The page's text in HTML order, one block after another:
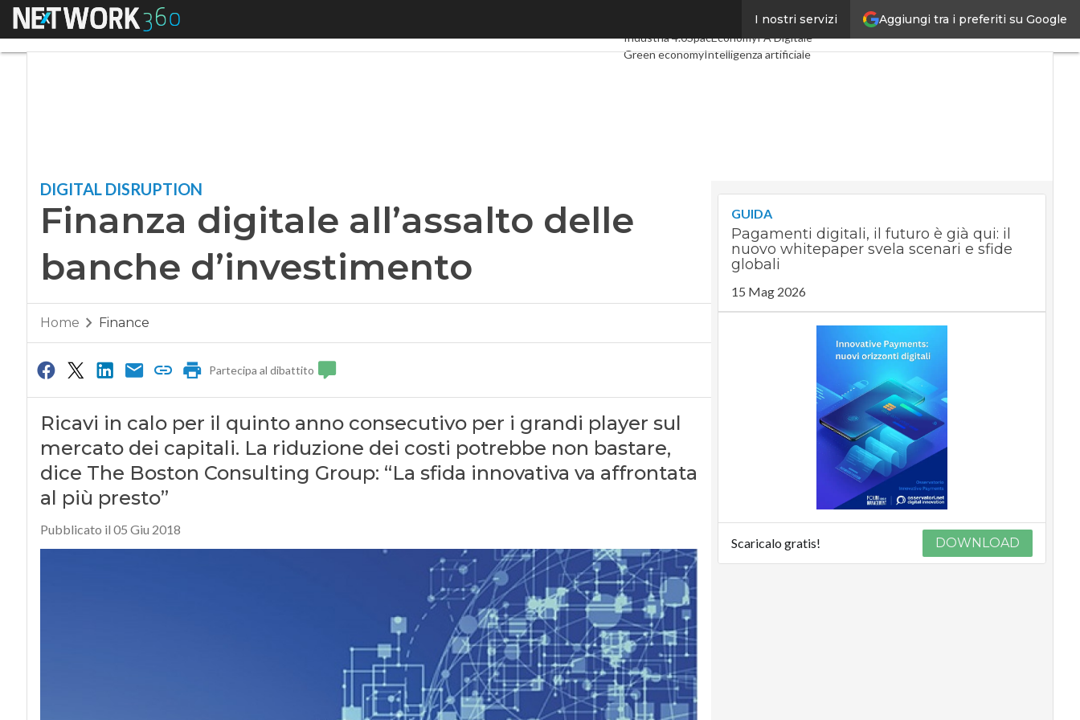
Aggiungi tra i preferiti su Google
I nostri servizi
Menu Digital EconomyTelco
Industria 4.0SpacEconomyPA Digitale
Green economyIntelligenza artificiale
DIGITAL DISRUPTION
Finanza digitale all’assalto delle
banche d’investimento
Home Finance
Partecipa al dibattito
Ricavi in calo per il quinto anno consecutivo per i grandi player sul
mercato dei capitali. La riduzione dei costi potrebbe non bastare,
dice The Boston Consulting Group: “La sfida innovativa va affrontata
al più presto”
Pubblicato il 05 Giu 2018
GUIDA
Pagamenti digitali, il futuro è già qui: il
nuovo whitepaper svela scenari e sfide
globali
15 Mag 2026
Scaricalo gratis! DOWNLOAD